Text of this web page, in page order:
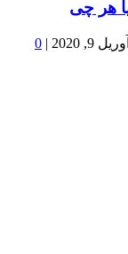
هر چی
آوریل 9, 2020 |
0